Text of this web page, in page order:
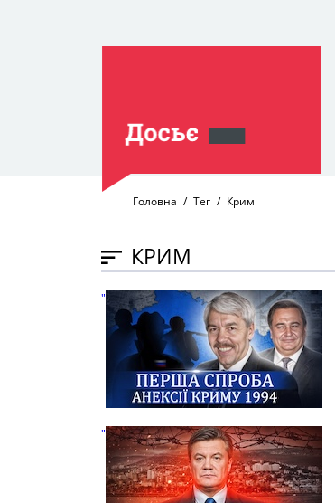
Головна Тег Крим
КРИМ
" />
" />